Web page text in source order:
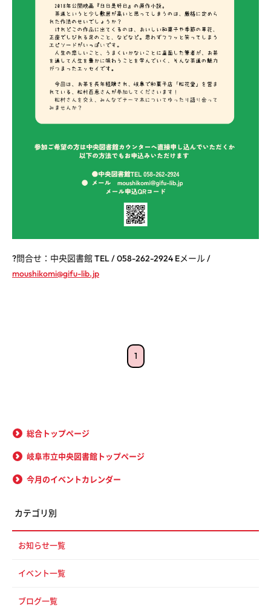
?問合せ：中央図書館TEL / 058-262-2924 Eメール/
moushikomi@gifu-lib.jp
1
総合トップページ
岐阜市立中央図書館トップページ
今月のイベントカレンダー
カテゴリ別
お知らせ一覧
イベント一覧
ブログ一覧